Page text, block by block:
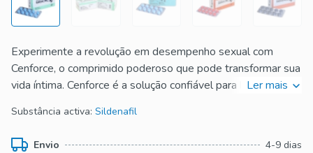
Experimente a revolução em desempenho sexual com
Cenforce, o comprimido poderoso que pode transformar sua
vida íntima. Cenforce é a solução confiável para homens que
avançada, Cenforce ajuda a combater a disfunção erétil,
proporcionando ereções mais fortes e duradouras.
Ler mais
Substância activa: Sildenafil
Envio
4-9 dias